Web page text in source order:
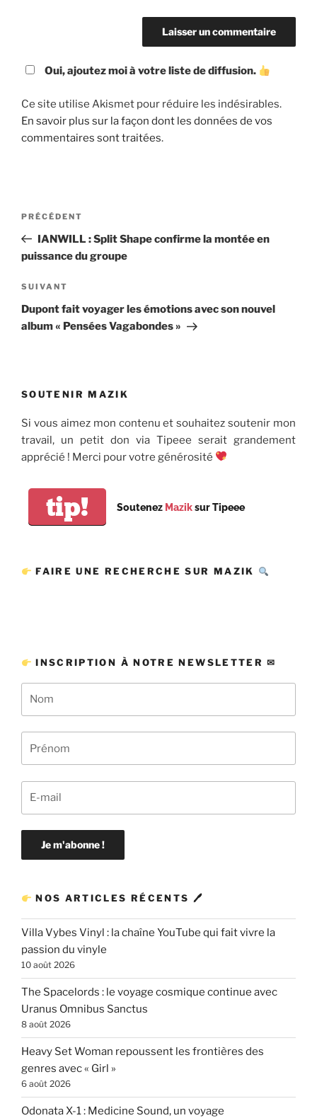
Oui, ajoutez moi à votre liste de diffusion.
Ce site utilise Akismet pour réduire les indésirables.
En savoir plus sur la façon dont les données de vos
commentaires sont traitées.
Navigation
l’article
Article
précédent
PRÉCÉDENT
IANWILL : Split Shape confirme la montée en
puissance du groupe
Article
suivant
SUIVANT
Dupont fait voyager les émotions avec son nouvel
album « Pensées Vagabondes »
SOUTENIR MAZIK
Si vous aimez mon contenu et souhaitez soutenir mon
travail, un petit don via Tipeee serait grandement
apprécié ! Merci pour votre générosité
tip! Soutenez Maziksur Tipeee
FAIRE UNE RECHERCHE SUR MAZIK
INSCRIPTION À NOTRE NEWSLETTER ✉
NOS ARTICLES RÉCENTS 🖊
Villa Vybes Vinyl : la chaîne YouTube qui fait vivre la
passion du vinyle
10 août 2026
The Spacelords : le voyage cosmique continue avec
Uranus Omnibus Sanctus
8 août 2026
Heavy Set Woman repoussent les frontières des
genres avec « Girl »
6 août 2026
Odonata X-1 : Medicine Sound, un voyage